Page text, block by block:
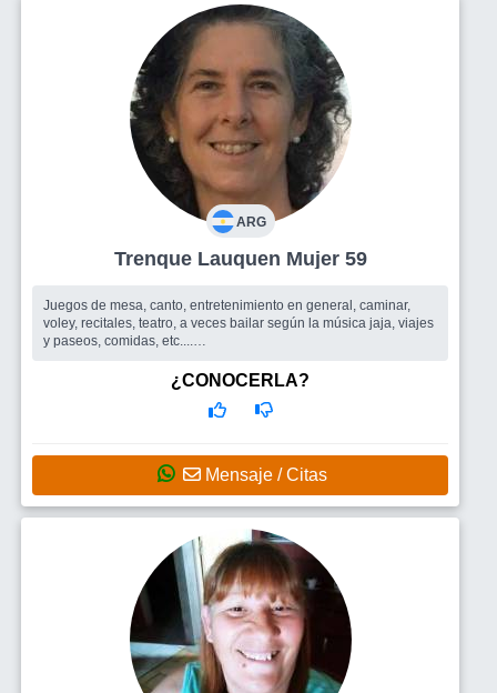
ARG
Trenque Lauquen Mujer 59
Juegos de mesa, canto, entretenimiento en general, caminar,
voley, recitales, teatro, a veces bailar según la música jaja, viajes
y paseos, comidas, etc....
sucede encontrar alguien en particular, será bienvenido.
¿CONOCERLA?
Mensaje / Citas